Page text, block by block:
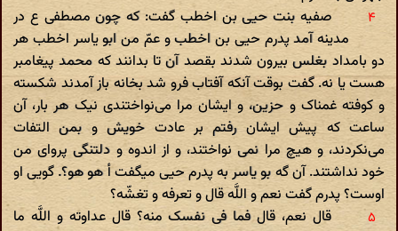
صفیه بنت حیی بن اخطب گفت: که چون مصطفی ع در
مدینه آمد پدرم حیی بن اخطب و عمّ من ابو یاسر اخطب هر
دو بامداد بغلس بیرون شدند بقصد آن تا بدانند که محمد پیغامبر
هست یا نه. گفت بوقت آنکه آفتاب فرو شد بخانه باز آمدند شکسته
و کوفته غمناک و حزین، و ایشان مرا می‌نواختندی نیک هر بار، آن
ساعت که پیش ایشان رفتم بر عادت خویش و بمن التفات
می‌نکردند، و هیچ مرا نمی نواختند، و از اندوه و دلتنگی پروای من
خود نداشتند. آن گه بو یاسر به پدرم حیی میگفت أ هو هو؟. گویی او
اوست؟ پدرم گفت نعم و اللَّه قال و تعرفه و تغشّه؟
قال نعم، قال فما فی نفسک منه؟ قال عداوته و اللَّه ما